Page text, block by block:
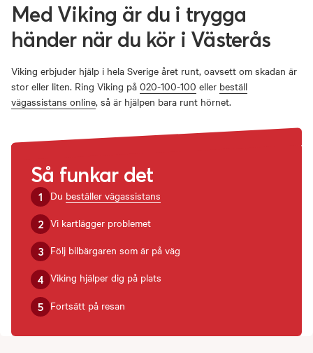
Med Viking är du i trygga
händer när du kör i Västerås
Viking erbjuder hjälp i hela Sverige året runt, oavsett om skadan är
stor eller liten. Ring Viking på 020-100-100 eller beställ
vägassistans online, så är hjälpen bara runt hörnet.
Så funkar det
1 Du beställer vägassistans
2 Vi kartlägger problemet
3 Följ bilbärgaren som är på väg
4 Viking hjälper dig på plats
5 Fortsätt på resan